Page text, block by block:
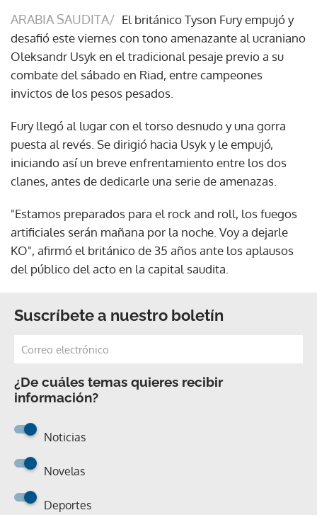
ARABIA SAUDITA/ El británico Tyson Fury empujó y
desafió este viernes con tono amenazante al ucraniano
Oleksandr Usyk en el tradicional pesaje previo a su
combate del sábado en Riad, entre campeones
invictos de los pesos pesados.
Fury llegó al lugar con el torso desnudo y una gorra
puesta al revés. Se dirigió hacia Usyk y le empujó,
iniciando así un breve enfrentamiento entre los dos
clanes, antes de dedicarle una serie de amenazas.
"Estamos preparados para el rock and roll, los fuegos
artificiales serán mañana por la noche. Voy a dejarle
KO", afirmó el británico de 35 años ante los aplausos
del público del acto en la capital saudita.
Suscríbete a nuestro boletín
¿De cuáles temas quieres recibir
información?
Noticias
Novelas
Deportes